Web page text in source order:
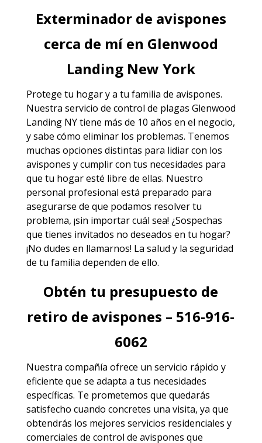
Exterminador de avispones
cerca de mí en Glenwood
Landing New York
Protege tu hogar y a tu familia de avispones.
Nuestra servicio de control de plagas Glenwood
Landing NYtiene más de 10 años en el negocio,
y sabe cómo eliminar los problemas. Tenemos
muchas opciones distintas para lidiar con los
avispones y cumplir con tus necesidades para
que tu hogar esté libre de ellas. Nuestro
personal profesional está preparado para
asegurarse de que podamos resolver tu
problema, ¡sin importar cuál sea! ¿Sospechas
que tienes invitados no deseados en tu hogar?
¡No dudes en llamarnos! La salud y la seguridad
de tu familia dependen de ello.
Obtén tu presupuesto de
retiro de avispones – 516-916-
6062
Nuestra compañía ofrece un servicio rápido y
eficiente que se adapta a tus necesidades
específicas. Te prometemos que quedarás
satisfecho cuando concretes una visita, ya que
obtendrás los mejores servicios residenciales y
comerciales de control de avispones que